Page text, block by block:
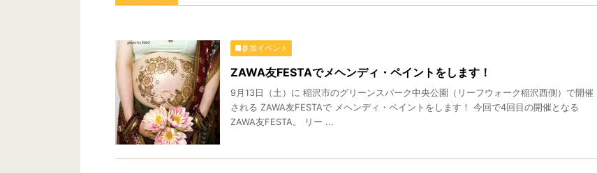
■参加イベント
ZAWA友FESTAでメヘンディ・ペイントをします！
9月13日（土）に 稲沢市のグリーンスパーク中央公園（リーフウォーク稲沢西側）で開催
される ZAWA友FESTAで メヘンディ・ペイントをします！ 今回で4回目の開催となる
ZAWA友FESTA。 リー ...